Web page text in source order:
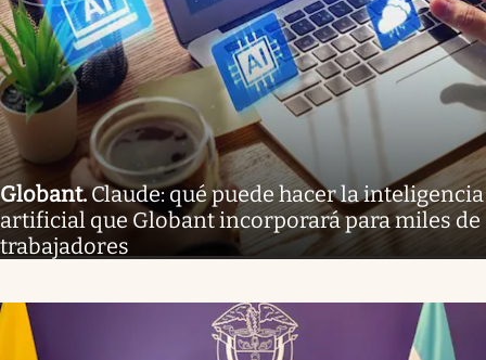
Globant.Claude: qué puede hacer la inteligencia
artificial que Globant incorporará para miles de
trabajadores